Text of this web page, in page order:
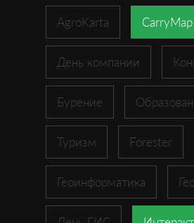
AgroKarta CarryMap
День компании
Бурение
Туризм Forester
Геоинформатика